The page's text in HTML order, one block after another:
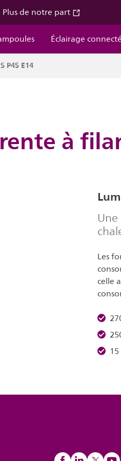
Plus de notre part
Éclairage connecté
P45 E14
à
Les
celle